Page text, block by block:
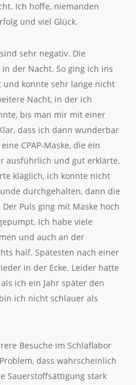
Ich hoffe, niemanden
und viel Glück.
sehr negativ. Die
der Nacht. So ging ich ins
und konnte sehr lange nicht
Nacht, in der ich
bis man mir mit einer
dass ich dann wunderbar
CPAP-Maske, die ein
ausführlich und gut erklärte.
kläglich, ich konnte nicht
durchgehalten, dann die
Puls ging mit Maske hoch
Ich habe viele
und auch an der
half. Spätesten nach einer
in der Ecke. Leider hatte
ich ein Jahr später den
ich nicht schlauer als
Besuche im Schlaflabor
dass wahrscheinlich
Sauerstoffsättigung stark